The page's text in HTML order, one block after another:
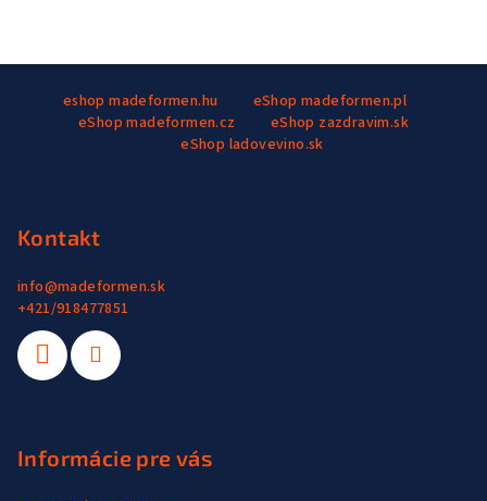
eshop madeformen.hu
eShop madeformen.pl
eShop madeformen.cz
eShop zazdravim.sk
eShop ladovevino.sk
Kontakt
info@madeformen.sk
+421/918477851
Informácie pre vás